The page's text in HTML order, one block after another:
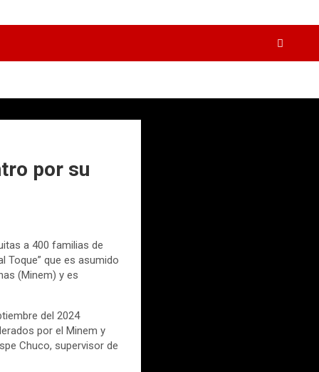
por su
a 400 familias de
Toque” que es asumido
(Minem) y es
del 2024
por el Minem y
Chuco, supervisor de